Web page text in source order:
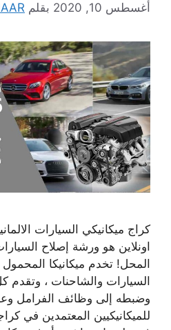
أغسطس 10, 2020 بقلم
كراج ميكانيكي السيارات
اونلاين هو ورشة إصلاح
المحل! تخدم ميكانيكا المحمول
السيارات والشاحنات ، وتقدم
وضبطه إلى وظائف الفرامل
للميكانيكيين المعتمدين في